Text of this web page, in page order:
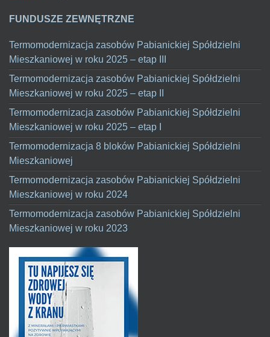
FUNDUSZE ZEWNĘTRZNE
Termomodernizacja zasobów Pabianickiej Spółdzielni
Mieszkaniowej w roku 2025 – etap III
Termomodernizacja zasobów Pabianickiej Spółdzielni
Mieszkaniowej w roku 2025 – etap II
Termomodernizacja zasobów Pabianickiej Spółdzielni
Mieszkaniowej w roku 2025 – etap I
Termomodernizacja 8 bloków Pabianickiej Spółdzielni
Mieszkaniowej
Termomodernizacja zasobów Pabianickiej Spółdzielni
Mieszkaniowej w roku 2024
Termomodernizacja zasobów Pabianickiej Spółdzielni
Mieszkaniowej w roku 2023